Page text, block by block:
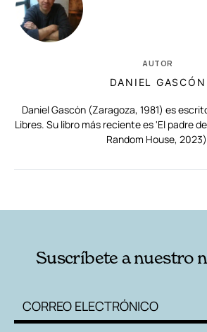
AUTOR
DANIEL GASCÓN
Daniel Gascón (Zaragoza, 1981) es
Libres. Su libro más reciente es 'El padre
Random House,
Suscríbete a nuestro